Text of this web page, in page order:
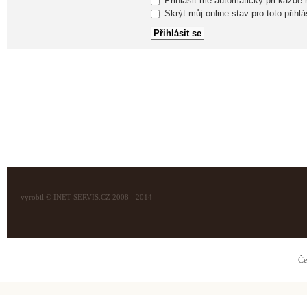
Skrýt můj online stav pro toto
vyrobil © INET-SERVIS.CZ 2008 - 2014